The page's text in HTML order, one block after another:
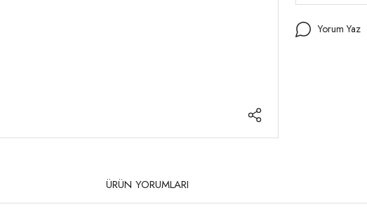
Yorum Yaz
ÜRÜN YORUMLARI